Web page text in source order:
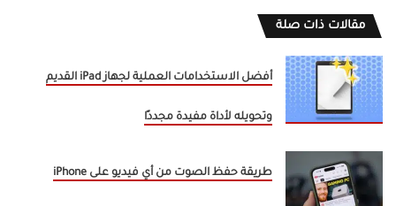
مقالات ذات صلة
أفضل الاستخدامات العملية لجهاز iPad القديم
وتحويله لأداة مفيدة مجددًا
طريقة حفظ الصوت من أي فيديو على iPhone